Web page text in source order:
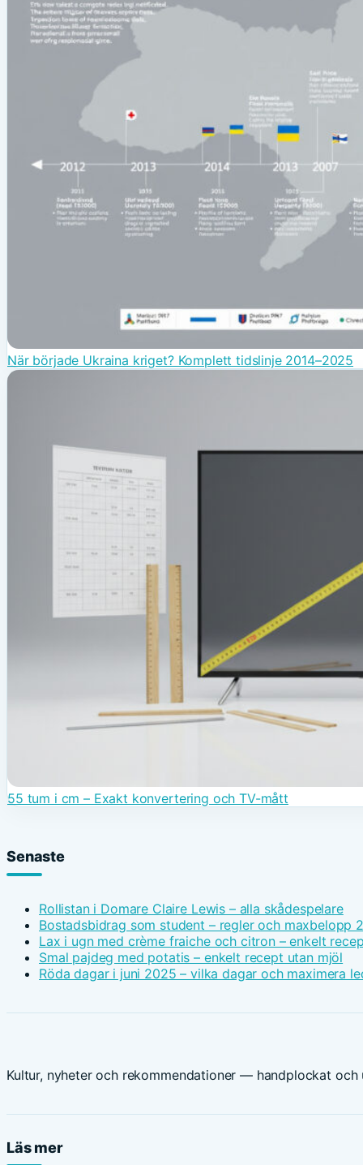
När började Ukraina kriget? Komplett tidslinje 2014–2025
55 tum i cm – Exakt konvertering och TV-mått
Senaste
Rollistan i Domare Claire Lewis – alla skådespelare
Bostadsbidrag som student – regler och maxbelopp
Lax i ugn med crème fraiche och citron – enkelt
Smal pajdeg med potatis – enkelt recept utan mjöl
Röda dagar i juni 2025 – vilka dagar och maximera
Kultur, nyheter och rekommendationer — handplockat
Läs mer